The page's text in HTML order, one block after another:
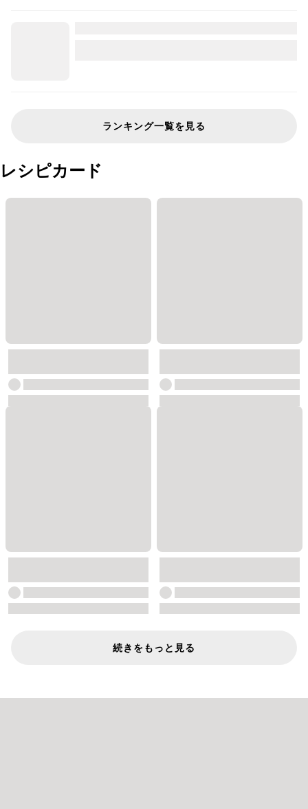
ランキング一覧を見る
レシピカード
続きをもっと見る